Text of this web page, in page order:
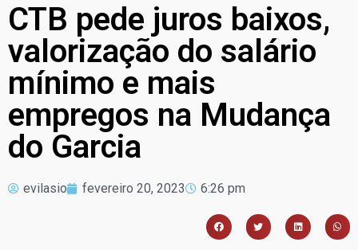
CTB pede juros baixos,
valorização do salário
mínimo e mais
empregos na Mudança
do Garcia
evilasio fevereiro 20, 2023 6:26 pm